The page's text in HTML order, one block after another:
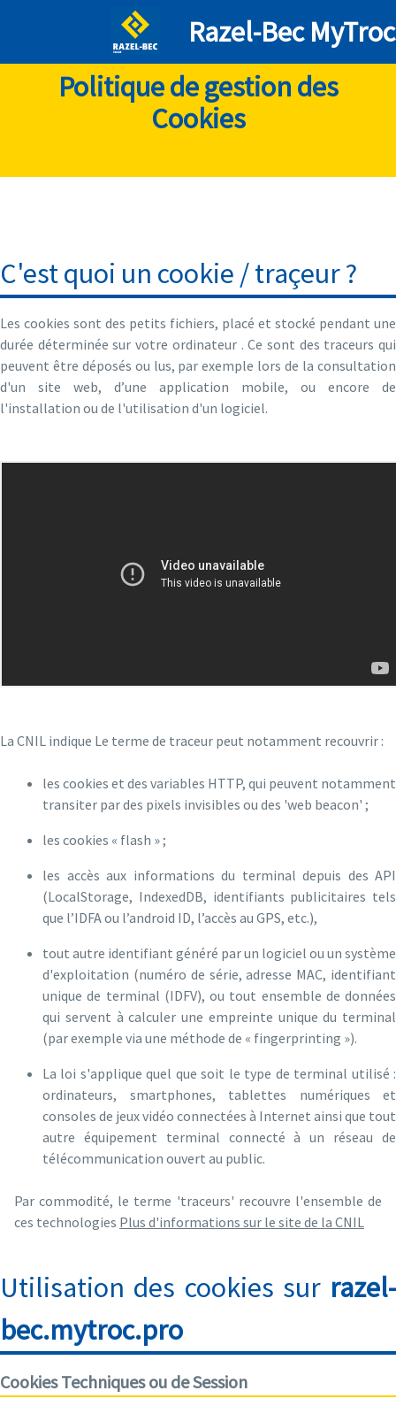
Razel-Bec MyTroc
Politique de gestion des
Cookies
C'est quoi un cookie / traçeur ?
Les cookies sont des petits fichiers, placé et stocké pendant une
durée déterminée sur votre ordinateur . Ce sont des traceurs qui
peuvent être déposés ou lus, par exemple lors de la consultation
d'un site web, d’une application mobile, ou encore de
l'installation ou de l'utilisation d'un logiciel.
La CNIL indique Le terme de traceur peut notamment recouvrir :
les cookies et des variables HTTP, qui peuvent notamment
transiter par des pixels invisibles ou des 'web beacon' ;
les cookies « flash » ;
les accès aux informations du terminal depuis des API
(LocalStorage, IndexedDB, identifiants publicitaires tels
que l’IDFA ou l’android ID, l’accès au GPS, etc.),
tout autre identifiant généré par un logiciel ou un système
d'exploitation (numéro de série, adresse MAC, identifiant
unique de terminal (IDFV), ou tout ensemble de données
qui servent à calculer une empreinte unique du terminal
(par exemple via une méthode de « fingerprinting »).
La loi s'applique quel que soit le type de terminal utilisé :
ordinateurs, smartphones, tablettes numériques et
consoles de jeux vidéo connectées à Internet ainsi que tout
autre équipement terminal connecté à un réseau de
télécommunication ouvert au public.
Par commodité, le terme 'traceurs' recouvre l'ensemble de
ces technologies Plus d'informations sur le site de la CNIL
Utilisation des cookies sur razel-
bec.mytroc.pro
Cookies Techniques ou de Session